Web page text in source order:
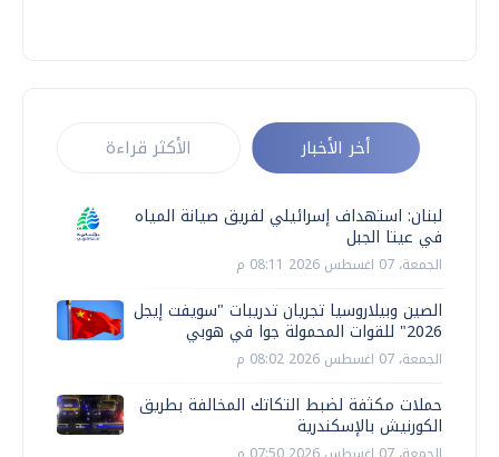
أخر الأخبار الأكثر قراءة
لبنان: استهداف إسرائيلي لفريق صيانة المياه
في عيتا الجبل
الجمعة، 07 اغسطس 2026 08:11 م
الصين وبيلاروسيا تجريان تدريبات "سويفت إيجل
2026" للقوات المحمولة جوا في هوبي
الجمعة، 07 اغسطس 2026 08:02 م
حملات مكثفة لضبط التكاتك المخالفة بطريق
الكورنيش بالإسكندرية